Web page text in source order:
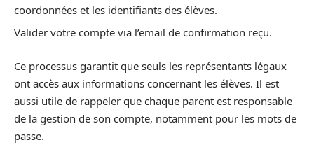
coordonnées et les identifiants des élèves.
Valider votre compte via l’email de confirmation reçu.
Ce processus garantit que seuls les représentants légaux
ont accès aux informations concernant les élèves. Il est
aussi utile de rappeler que chaque parent est responsable
de la gestion de son compte, notamment pour les mots de
passe.